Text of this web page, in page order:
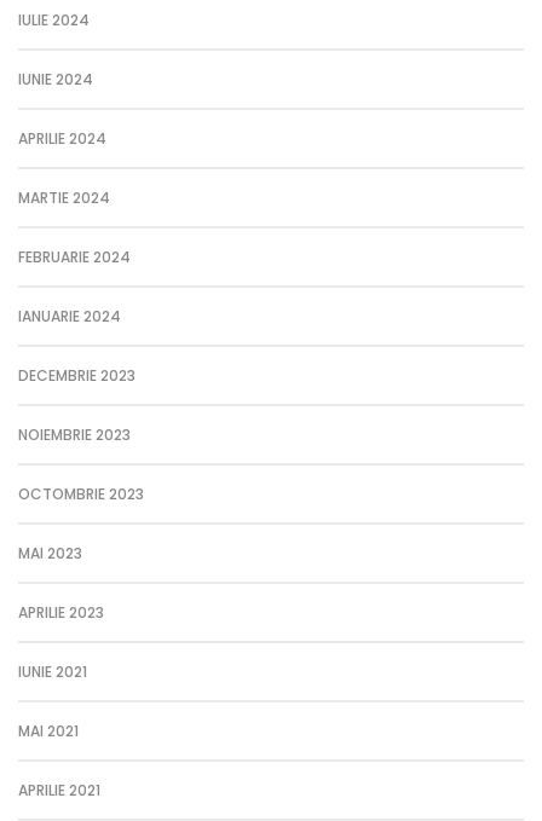
IULIE 2024
IUNIE 2024
APRILIE 2024
MARTIE 2024
FEBRUARIE 2024
IANUARIE 2024
DECEMBRIE 2023
NOIEMBRIE 2023
OCTOMBRIE 2023
MAI 2023
APRILIE 2023
IUNIE 2021
MAI 2021
APRILIE 2021